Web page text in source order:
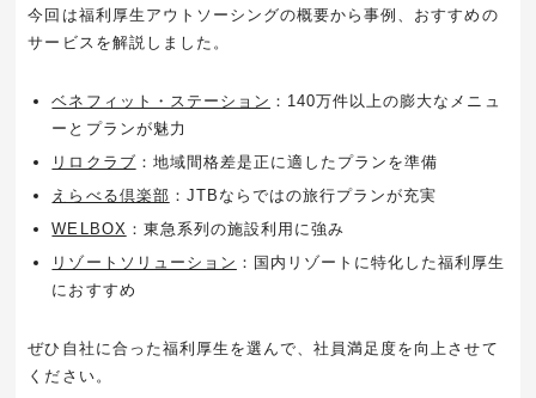
今回は福利厚生アウトソーシングの概要から事例、おすすめの
サービスを解説しました。
ベネフィット・ステーション ：140万件以上の膨大なメニュ
ーとプランが魅力
リロクラブ ：地域間格差是正に適したプランを準備
えらべる倶楽部 ：JTBならではの旅行プランが充実
WELBOX ：東急系列の施設利用に強み
リゾートソリューション ：国内リゾートに特化した福利厚生
におすすめ
ぜひ自社に合った福利厚生を選んで、社員満足度を向上させて
ください。